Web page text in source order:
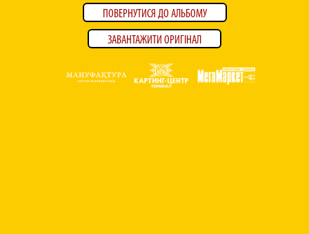
ПОВЕРНУТИСЯ ДО АЛЬБОМУ
ЗАВАНТАЖИТИ ОРИГІНАЛ